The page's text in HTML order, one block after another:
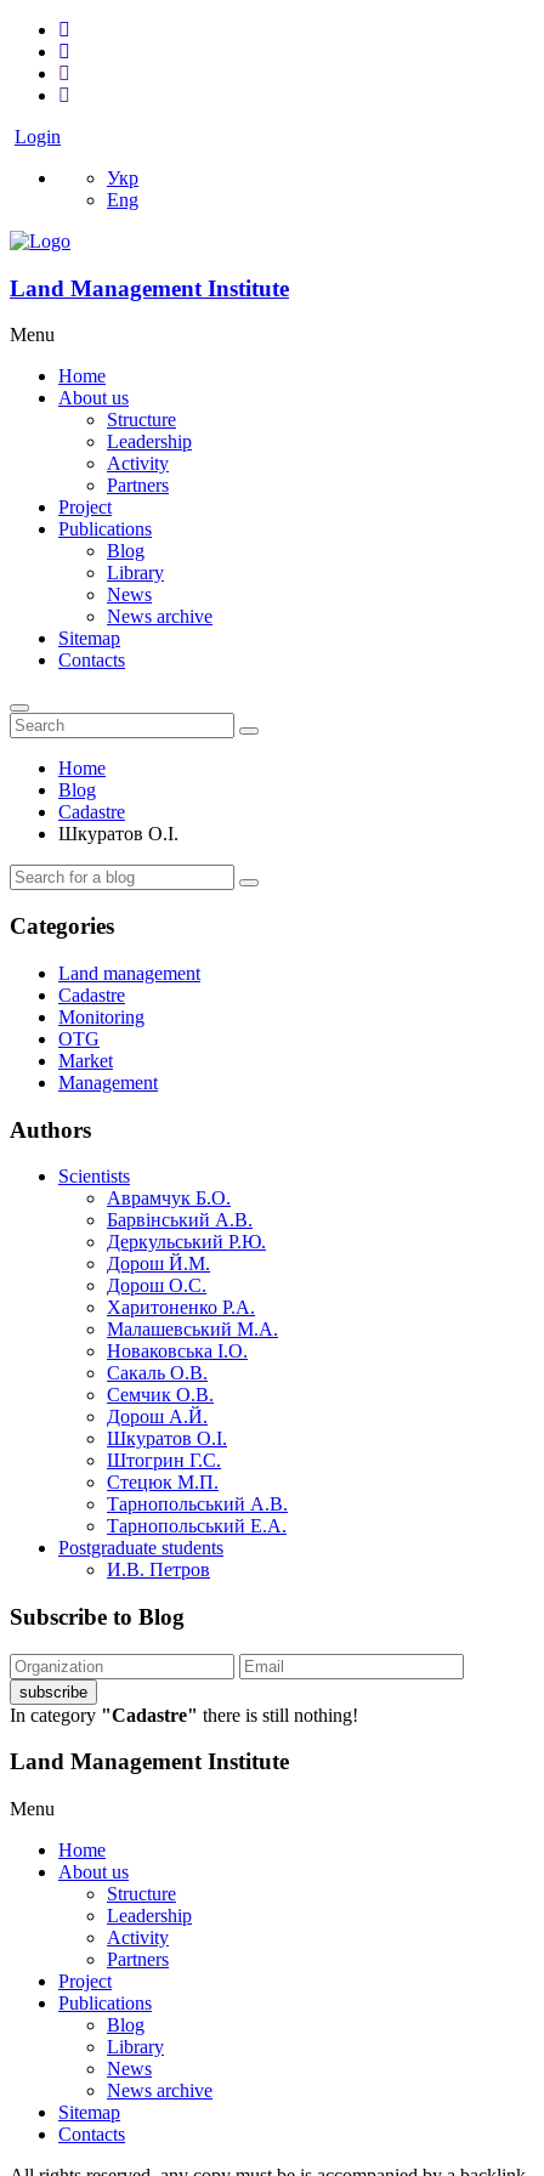
Login
Укр
Eng
Land Management Institute
Menu
Home
About us
Structure
Leadership
Activity
Partners
Project
Publications
Blog
Library
News
News archive
Sitemap
Contacts
Home
Blog
Cadastre
Шкуратов О.І.
Categories
Land management
Cadastre
Monitoring
OTG
Market
Management
Authors
Scientists
Аврамчук Б.О.
Барвінський А.В.
Деркульський Р.Ю.
Дорош Й.М.
Дорош О.С.
Харитоненко Р.А.
Малашевський М.А.
Новаковська І.О.
Сакаль О.В.
Семчик О.В.
Дорош А.Й.
Шкуратов О.І.
Штогрин Г.С.
Стецюк М.П.
Тарнопольський А.В.
Тарнопольський Е.А.
Postgraduate students
И.В. Петров
Subscribe to Blog
subscribe
In category "Cadastre" there is still nothing!
Land Management Institute
Menu
Home
About us
Structure
Leadership
Activity
Partners
Project
Publications
Blog
Library
News
News archive
Sitemap
Contacts